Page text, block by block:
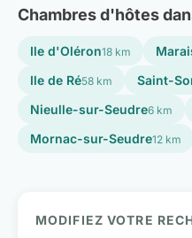
Chambres d'hôtes
Ile d'Oléron18 km
Ile de Ré58 km Saint-
Nieulle-sur-Seudre6 km
Mornac-sur-Seudre12 km
MODIFIEZ VOTRE